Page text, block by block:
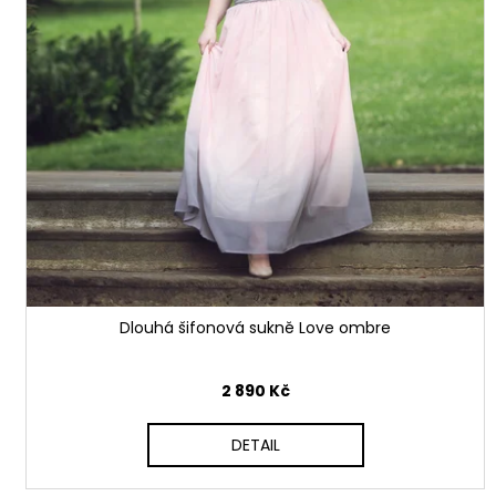
Dlouhá šifonová sukně Love ombre
2 890 Kč
DETAIL